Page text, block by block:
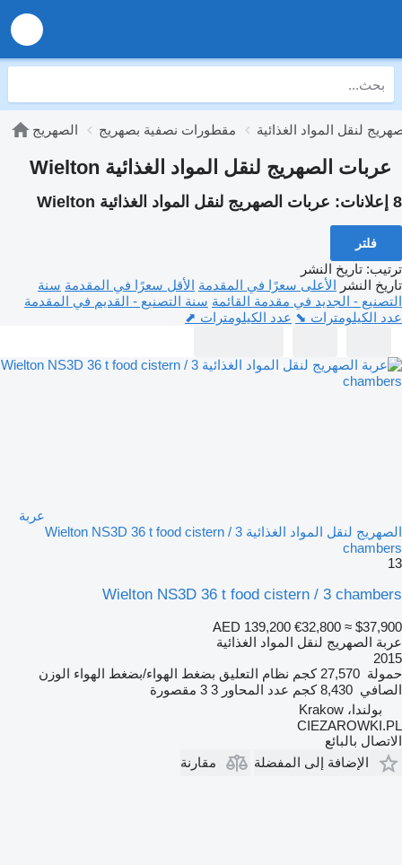
الصهريج مقطورات نصفية بصهريج لنقل المواد الغذائية
عربات الصهريج لنقل المواد الغذائية Wielton
8 إعلانات: عربات الصهريج لنقل المواد الغذائية Wielton
فلتر
ترتيب: تاريخ النشر
تاريخ النشر الأعلى سعرًا في المقدمة الأقل سعرًا في المقدمة سنة
التصنيع - الجديد في مقدمة القائمة سنة التصنيع - القديم في المقدمة
عدد الكيلومترات ⬊ عدد الكيلومترات ⬈
عربة
الصهريج لنقل المواد الغذائية Wielton NS3D 36 t food cistern / 3
chambers
13
Wielton NS3D 36 t food cistern / 3 chambers
AED 139,200 €32,800 ≈ $37,900
عربة الصهريج لنقل المواد الغذائية
2015
حمولة 27,570 كجم نظام التعليق بضغط الهواء/بضغط الهواء الوزن
الصافي 8,430 كجم عدد المحاور 3 3 مقصورة
بولندا، Krakow
CIEZAROWKI.PL
الاتصال بالبائع
الإضافة إلى المفضلة
مقارنة